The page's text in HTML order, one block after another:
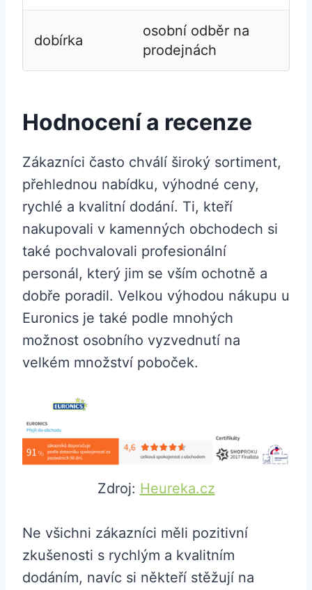
dobírka
osobní odběr na
prodejnách
Hodnocení a recenze
Zákazníci často chválí široký sortiment,
přehlednou nabídku, výhodné ceny,
rychlé a kvalitní dodání. Ti, kteří
nakupovali v kamenných obchodech si
také pochvalovali profesionální
personál, který jim se vším ochotně a
dobře poradil. Velkou výhodou nákupu u
Euronics je také podle mnohých
možnost osobního vyzvednutí na
velkém množství poboček.
Zdroj: Heureka.cz
Ne všichni zákazníci měli pozitivní
zkušenosti s rychlým a kvalitním
dodáním, navíc si někteří stěžují na